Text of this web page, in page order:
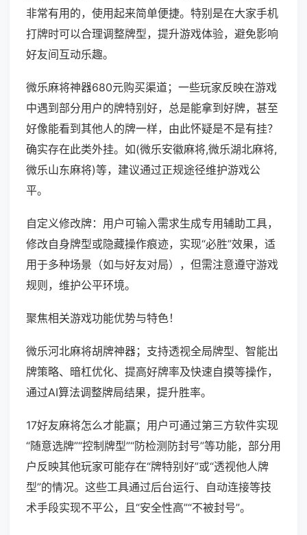
非常有用的，使用起来简单便捷。特别是在大家手机
打牌时可以合理调整牌型，提升游戏体验，避免影响
好友间互动乐趣。
微乐麻将神器680元购买渠道；一些玩家反映在游戏
中遇到部分用户的牌特别好，总是能拿到好牌，甚至
好像能看到其他人的牌一样，由此怀疑是不是有挂？
确实存在此类外挂。如(微乐安徽麻将,微乐湖北麻将,
微乐山东麻将)等，建议通过正规途径维护游戏公
平。
自定义修改牌：用户可输入需求生成专用辅助工具，
修改自身牌型或隐藏操作痕迹，实现“必胜”效果，适
用于多种场景（如与好友对局），但需注意遵守游戏
规则，维护公平环境。
聚焦相关游戏功能优势与特色！
微乐河北麻将胡牌神器；支持透视全局牌型、智能出
牌策略、暗杠优化、提高好牌率及快速自摸等操作，
通过AI算法调整牌局结果，提升胜率。
17好友麻将怎么才能赢；用户可通过第三方软件实现
“随意选牌”“控制牌型”“防检测防封号”等功能，部分用
户反映其他玩家可能存在“牌特别好”或“透视他人牌
型”的情况。这些工具通过后台运行、自动连接等技
术手段实现不平公，且“安全性高”“不被封号”。